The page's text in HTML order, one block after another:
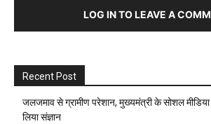
LOG IN TO LEAVE A
Recent Post
जलजमाव से ग्रामीण परेशान, मुख्यमंत्री के सोशल
लिया संज्ञान